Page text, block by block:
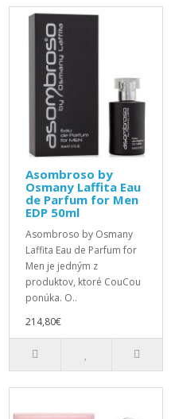
Asombroso by
Osmany Laffita Eau
de Parfum for Men
EDP 50ml
Asombroso by Osmany
Laffita Eau de Parfum for
Men je jedným z
produktov, ktoré CouCou
ponúka. O..
214,80€